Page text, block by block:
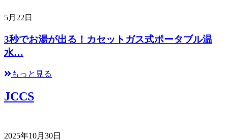
5月22日
3秒でお湯が出る！カセットガス式ポータブル温
水…
もっと見る
JCCS
2025年10月30日